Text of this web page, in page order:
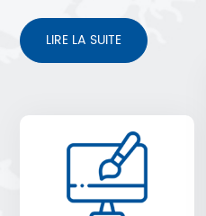
service après-vente sans soucis.
LIRE LA SUITE